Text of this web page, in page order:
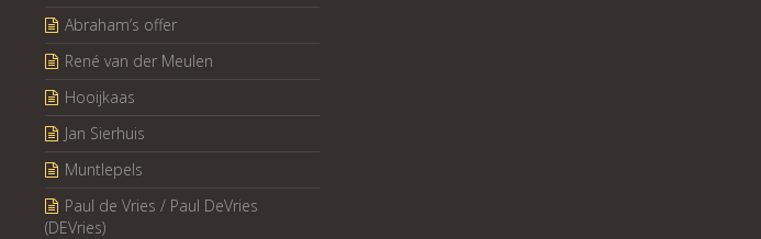
Abraham’s offer
René van der Meulen
Hooijkaas
Jan Sierhuis
Muntlepels
Paul de Vries / Paul DeVries
(DEVries)